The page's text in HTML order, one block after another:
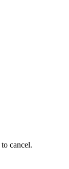
to cancel.